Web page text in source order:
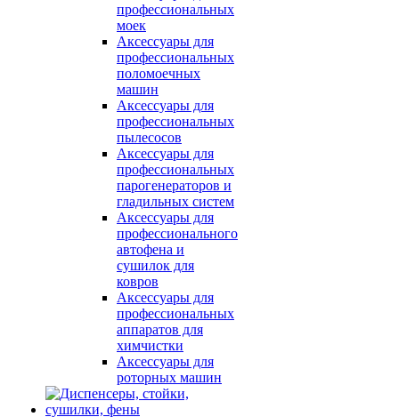
профессиональных
моек
Аксессуары для
профессиональных
поломоечных
машин
Аксессуары для
профессиональных
пылесосов
Аксессуары для
профессиональных
парогенераторов и
гладильных систем
Аксессуары для
профессионального
автофена и
сушилок для
ковров
Аксессуары для
профессиональных
аппаратов для
химчистки
Аксессуары для
роторных машин